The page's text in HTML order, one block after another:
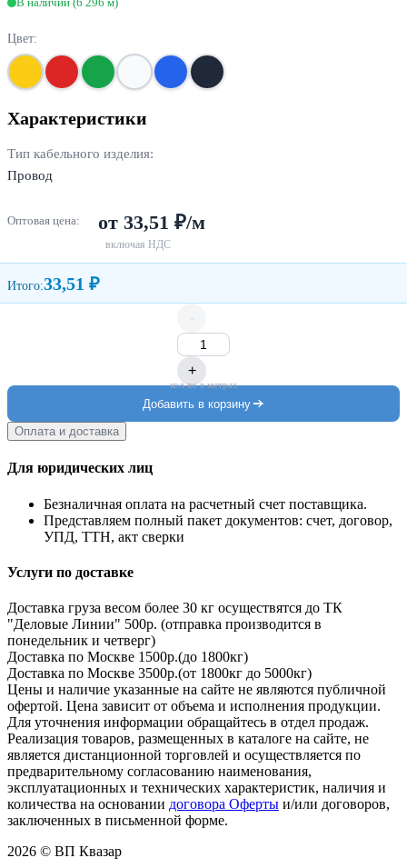
Цвет:
Характеристики
Тип кабельного изделия:
Провод
Оптовая цена: от 33,51 ₽/м
включая НДС
Итого:33,51 ₽
-
+
кол-во в метрах
Добавить в корзину
Оплата и доставка
Для юридических лиц
Безналичная оплата на расчетный счет поставщика.
Представляем полный пакет документов: счет, договор,
УПД, ТТН, акт сверки
Услуги по доставке
Доставка груза весом более 30 кг осуществятся до ТК
"Деловые Линии" 500р. (отправка производится в
понедельник и четверг)
Доставка по Москве 1500р.(до 1800кг)
Доставка по Москве 3500р.(от 1800кг до 5000кг)
Цены и наличие указанные на сайте не являются публичной
офертой. Цена зависит от объема и исполнения продукции.
Для уточнения информации обращайтесь в отдел продаж.
Реализация товаров, размещенных в каталоге на сайте, не
является дистанционной торговлей и осуществляется по
предварительному согласованию наименования,
эксплуатационных и технических характеристик, наличия и
количества на основании договора Оферты и/или договоров,
заключенных в письменной форме.
2026 © ВП Квазар